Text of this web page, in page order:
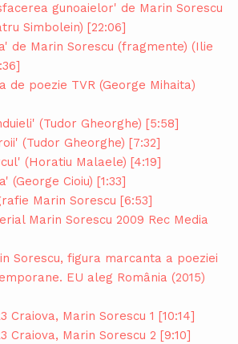
gunoaielor' de Marin Sorescu
Simbolein) [22:06]
de Marin Sorescu (fragmente) (Ilie
de poezie TVR (George Mihaita)
(Tudor Gheorghe) [5:58]
(Tudor Gheorghe) [7:32]
(Horatiu Malaele) [4:19]
(George Cioiu) [1:33]
Marin Sorescu [6:53]
Marin Sorescu 2009 Rec Media
Sorescu, figura marcanta a poeziei
EU aleg România (2015)
Craiova, Marin Sorescu 1 [10:14]
Craiova, Marin Sorescu 2 [9:10]